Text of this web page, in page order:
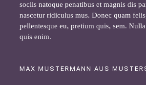
sociis natoque penatibus et magnis dis
nascetur ridiculus mus. Donec quam
pellentesque eu, pretium quis, sem. Nulla
quis enim.
MAX MUSTERMANN AUS